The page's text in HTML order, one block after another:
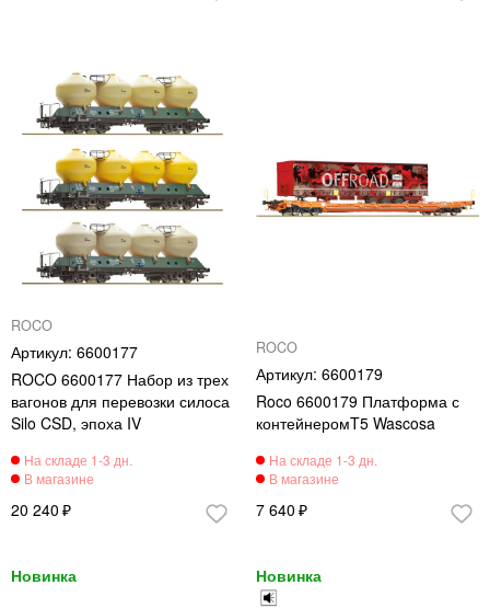
ROCO
6600177
ROCO 6600177 Набор из трех
вагонов для перевозки силоса
Silo CSD, эпоха IV
20 240
ROCO
6600179
Roco 6600179 Платформа с
контейнеромT5 Wascosa
7 640